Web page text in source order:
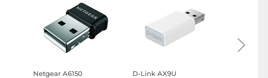
Netgear A6150 D-Link AX9U